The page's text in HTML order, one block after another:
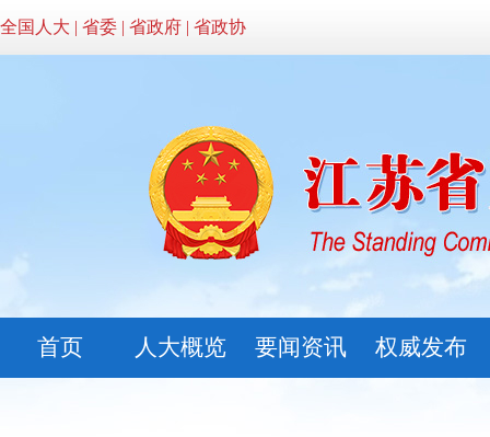
全国人大 | 省委 | 省政府 | 省政协
首页 人大概览 要闻资讯 权威发布